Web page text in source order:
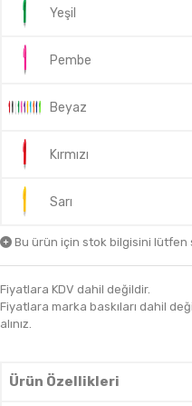
Yeşil
Pembe
Beyaz
Kırmızı
Sarı
Bu ürün için stok bilgisini lütfen
Fiyatlara KDV dahil değildir.
Fiyatlara marka baskıları dahil
alınız.
Ürün Özellikleri